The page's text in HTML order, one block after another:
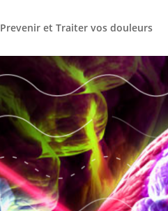
Prevenir et Traiter vos douleurs